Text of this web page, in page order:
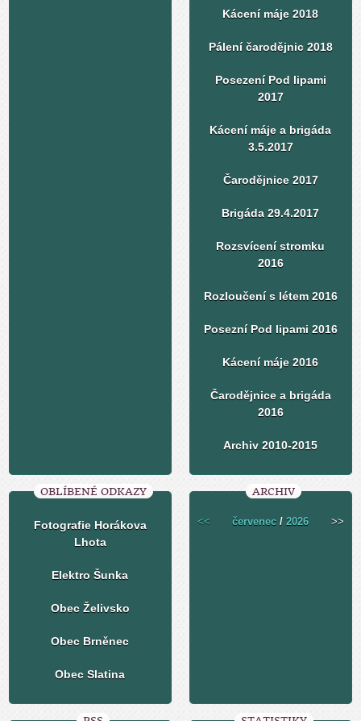
Kácení máje 2018
Pálení čarodějnic 2018
Posezení Pod lipami
2017
Kácení máje a brigáda
3.5.2017
Čarodějnice 2017
Brigáda 29.4.2017
Rozsvícení stromku
2016
Rozloučení s létem 2016
Posezní Pod lipami 2016
Kácení máje 2016
Čarodějnice a brigáda
2016
Archiv 2010-2015
OBLÍBENÉ ODKAZY
Fotografie Horákova
Lhota
Elektro Šunka
Obec Želivsko
Obec Brněnec
Obec Slatina
ARCHIV
<< červenec /2026 >>